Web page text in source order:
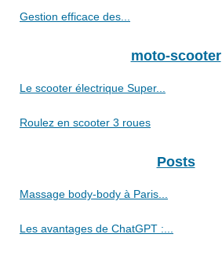
Gestion efficace des...
moto-scooter
Le scooter électrique Super...
Roulez en scooter 3 roues
Posts
Massage body-body à Paris...
Les avantages de ChatGPT :...